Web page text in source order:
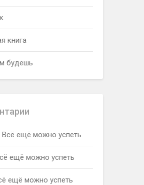
книга
будешь
Всё ещё можно успеть
ещё можно успеть
ещё можно успеть